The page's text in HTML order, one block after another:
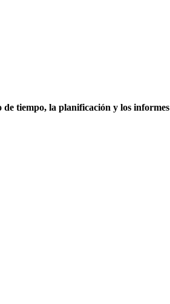
tiempo, la planificación y los informes